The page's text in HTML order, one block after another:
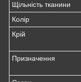
Щільність тканини
Колір
Крій
Призначення